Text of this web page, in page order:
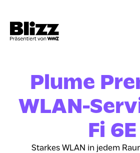
Plume
WLAN-
Fi 6E
Starkes WLAN in jedem